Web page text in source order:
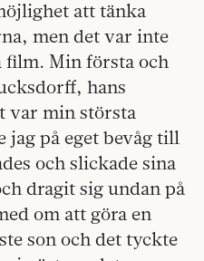
att tänka
men det var inte
film. Min första och
hans
var min största
jag på eget bevåg till
och slickade sina
dragit sig undan på
om att göra en
son och det tyckte